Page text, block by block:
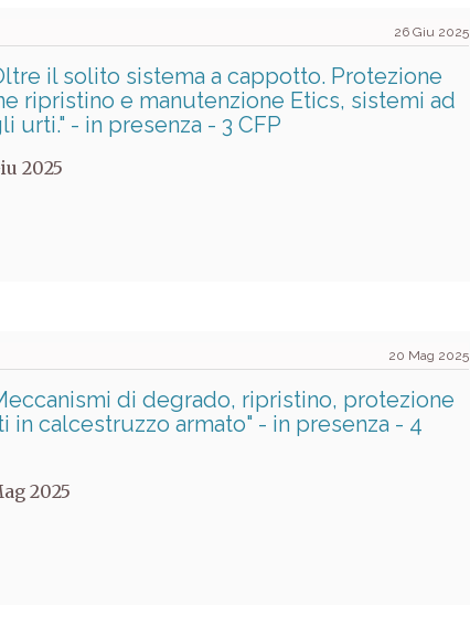
26 Giu 2025
il solito sistema a cappotto. Protezione
ripristino e manutenzione Etics, sistemi ad
urti." - in presenza - 3 CFP
2025
20 Mag 2025
di degrado, ripristino, protezione
in calcestruzzo armato" - in presenza - 4
2025